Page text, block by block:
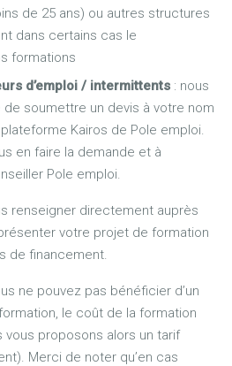
de 25 ans) ou autres structures
dans certains cas le
formations
d’emploi / intermittents : nous
de soumettre un devis à votre nom
Kairos de Pole emploi.
en faire la demande et à
Pole emploi.
renseigner directement auprès
votre projet de formation
de financement.
ne pouvez pas bénéficier d’un
le coût de la formation
vous proposons alors un tarif
Merci de noter qu’en cas